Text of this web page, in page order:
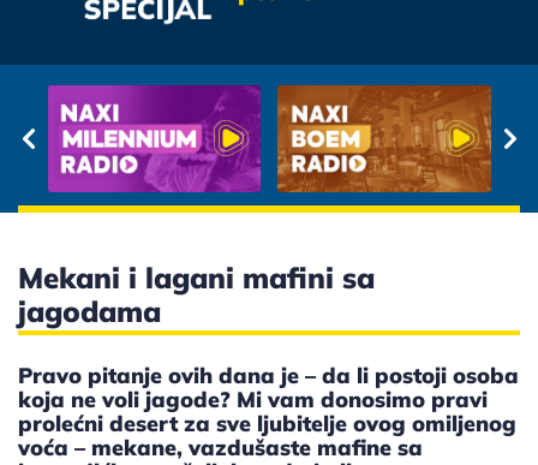
Mekani i lagani mafini sa
jagodama
Pravo pitanje ovih dana je – da li postoji osoba
koja ne voli jagode? Mi vam donosimo pravi
prolećni desert za sve ljubitelje ovog omiljenog
voća – mekane, vazdušaste mafine sa